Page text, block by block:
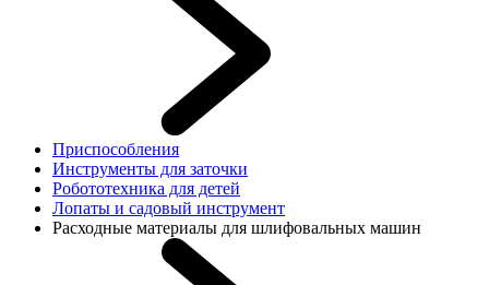
Приспособления
Инструменты для заточки
Робототехника для детей
Лопаты и садовый инструмент
Расходные материалы для шлифовальных машин